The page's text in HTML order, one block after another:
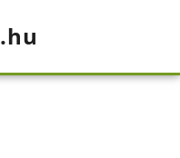
.hu